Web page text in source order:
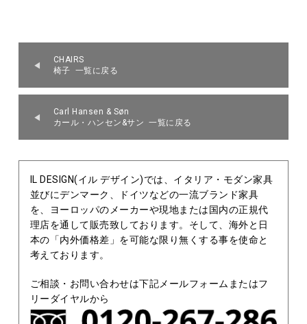
CHAIRS
椅子 一覧に戻る
Carl Hansen & Søn
カール・ハンセン&サン 一覧に戻る
IL DESIGN(イル デザイン)では、イタリア・モダン家具
並びにデンマーク、ドイツなどの一流ブランド家具
を、ヨーロッパのメーカーや現地または国内の正規代
理店を通して販売致しております。そして、海外と日
本の「内外価格差」を可能な限り無くする事を使命と
考えております。
ご相談・お問い合わせは下記メールフォームまたはフ
リーダイヤルから